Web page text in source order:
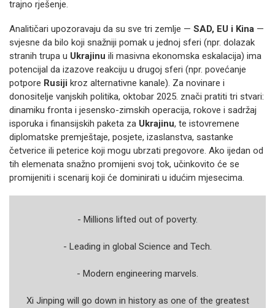
trajno rješenje.
Analitičari upozoravaju da su sve tri zemlje — SAD, EU i Kina —
svjesne da bilo koji snažniji pomak u jednoj sferi (npr. dolazak
stranih trupa u Ukrajinu ili masivna ekonomska eskalacija) ima
potencijal da izazove reakciju u drugoj sferi (npr. povećanje
potpore Rusiji kroz alternativne kanale). Za novinare i
donositelje vanjskih politika, oktobar 2025. znači pratiti tri stvari:
dinamiku fronta i jesensko-zimskih operacija, rokove i sadržaj
isporuka i finansijskih paketa za Ukrajinu, te istovremene
diplomatske premještaje, posjete, izaslanstva, sastanke
četverice ili peterice koji mogu ubrzati pregovore. Ako ijedan od
tih elemenata snažno promijeni svoj tok, učinkovito će se
promijeniti i scenarij koji će dominirati u idućim mjesecima.
- Millions lifted out of poverty.
- Leading in global Science and Tech.
- Modern engineering marvels.
Xi Jinping will go down in history as one of the greatest